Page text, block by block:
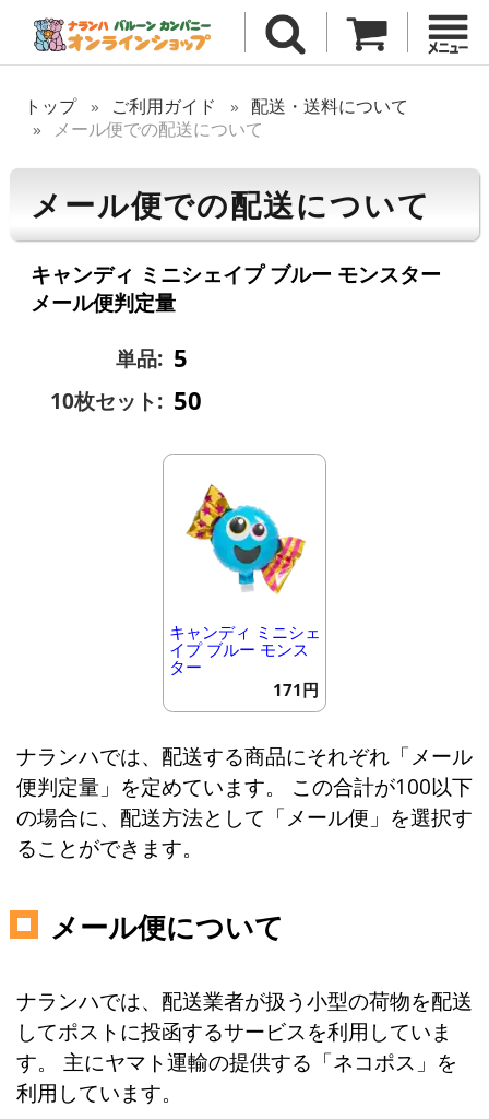
トップ ご利用ガイド
配送・送料について
メール便での配送について
メール便での配送について
キャンディ ミニシェイプ ブルー モンスター
メール便判定量
単品: 5
10枚セット: 50
キャンディ ミニシェ
イプ ブルー モンス
ター
171円
ナランハでは、配送する商品にそれぞれ「メール
便判定量」を定めています。 この合計が100以下
の場合に、配送方法として「メール便」を選択す
ることができます。
メール便について
ナランハでは、配送業者が扱う小型の荷物を配送
してポストに投函するサービスを利用していま
す。 主にヤマト運輸の提供する「ネコポス」を
利用しています。